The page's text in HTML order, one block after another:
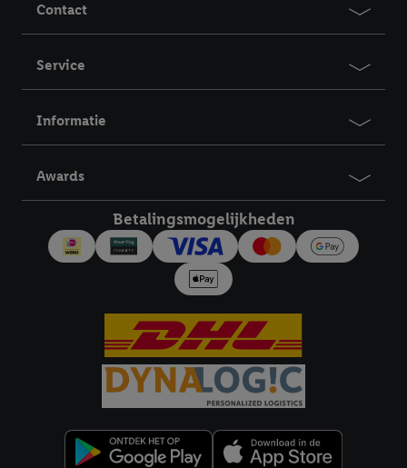
Contact
Service
Informatie
Awards
Betalingsmogelijkheden